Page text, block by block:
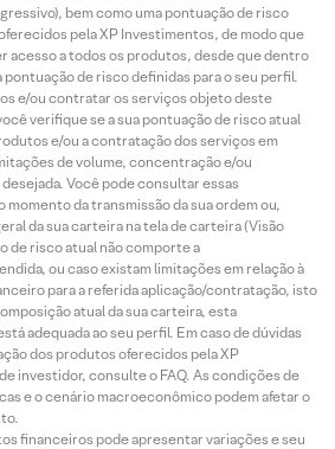
bem como uma pontuação de risco
pela XP Investimentos, de modo que
acesso a todos os produtos, desde que dentro
de risco definidas para o seu perfil.
e/ou contratar os serviços objeto deste
verifique se a sua pontuação de risco atual
e/ou a contratação dos serviços em
de volume, concentração e/ou
Você pode consultar essas
da transmissão da sua ordem ou,
da sua carteira na tela de carteira (Visão
de risco atual não comporte a
ou caso existam limitações em relação à
para a referida aplicação/contratação, isto
atual da sua carteira, esta
adequada ao seu perfil. Em caso de dúvidas
dos produtos oferecidos pela XP
investidor, consulte o FAQ. As condições de
e o cenário macroeconômico podem afetar o
financeiros pode apresentar variações e seu